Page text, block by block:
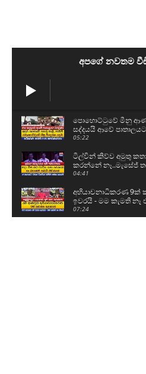
අපගේ නවතම
පොහොට්ටුවේ මීනු
සද්දයයි ආවේ
05:22
ටිල්වින් කිව්ව අමුතු
කරන්නේ නෑ..මැසේජ්
04:41
අභියාචනාධිකරණ 9ක්
ඉවරයි - මම කැමති නෑ
07:24